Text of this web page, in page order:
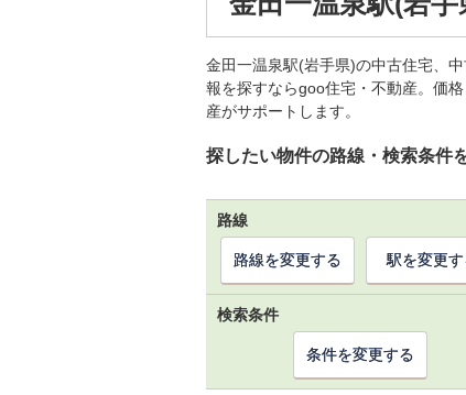
金田一温泉駅(岩手県)の中古住宅、
報を探すならgoo住宅・不動産。価
産がサポートします。
探したい物件の路線・検索条件
路線
路線を変更する 駅を変更す
検索条件
条件を変更する